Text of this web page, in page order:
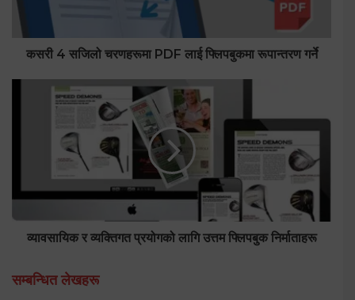
कसरी 4 सजिलो चरणहरूमा PDF लाई फ्लिपबुकमा रूपान्तरण गर्ने
व्यावसायिक र व्यक्तिगत प्रयोगको लागि उत्तम फ्लिपबुक निर्माताहरू
सम्बन्धित लेखहरू